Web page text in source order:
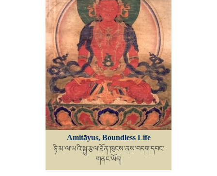
Amitāyus, Boundless Life
ཧི་མ་ལ་ཡའི་སྒྱུ་རྩལ་ཐོན་ཁུངས་ནས་བདག་དབང་
གནང་ཡོད།